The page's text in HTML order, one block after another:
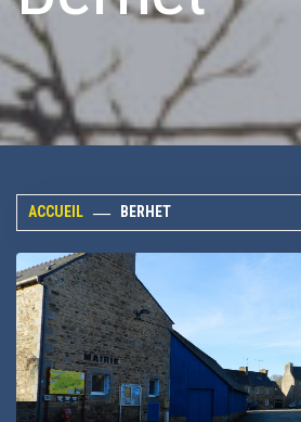
ACCUEIL BERHET